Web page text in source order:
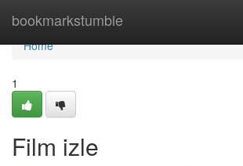
bookmarkstumble
Home
Home
1
Film izle